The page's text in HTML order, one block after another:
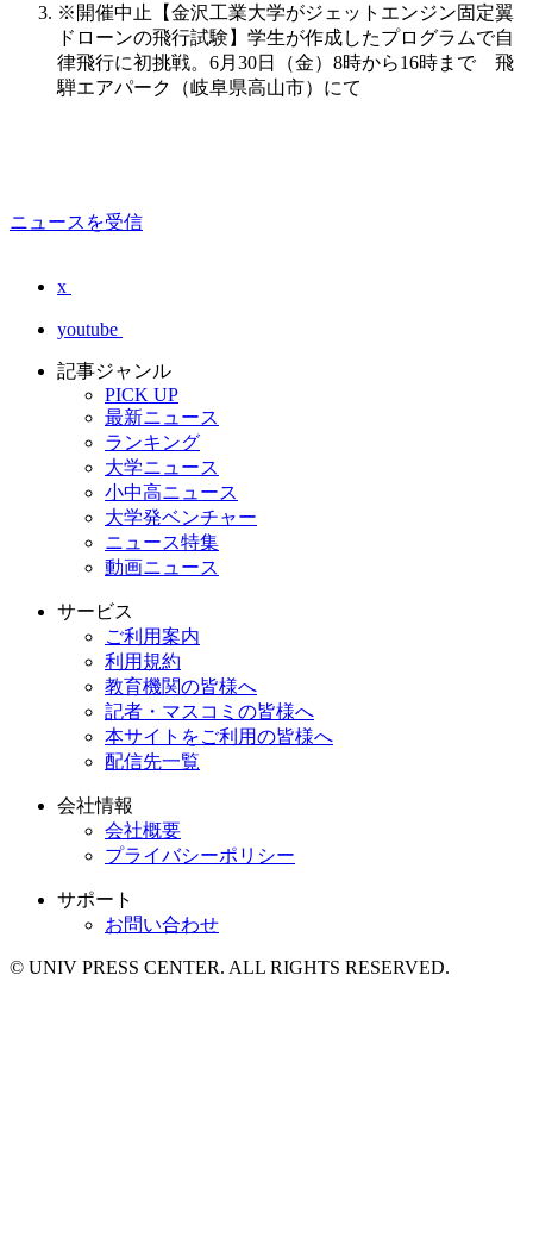
※開催中止【金沢工業大学がジェットエンジン固定翼
ドローンの飛行試験】学生が作成したプログラムで自
律飛行に初挑戦。6月30日（金）8時から16時まで 飛
騨エアパーク（岐阜県高山市）にて
ニュースを受信
x
youtube
記事ジャンル
PICK UP
最新ニュース
ランキング
大学ニュース
小中高ニュース
大学発ベンチャー
ニュース特集
動画ニュース
サービス
ご利用案内
利用規約
教育機関の皆様へ
記者・マスコミの皆様へ
本サイトをご利用の皆様へ
配信先一覧
会社情報
会社概要
プライバシーポリシー
サポート
お問い合わせ
© UNIV PRESS CENTER. ALL RIGHTS RESERVED.